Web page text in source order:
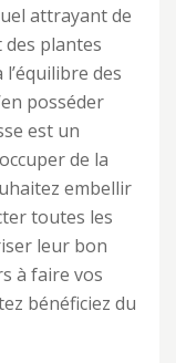
attrayant de
plantes
des
posséder
est un
de la
embellir
toutes les
leur bon
à faire vos
bénéficiez du